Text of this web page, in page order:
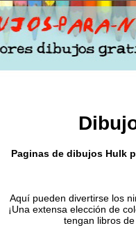
Paginas de dibujos Hulk
Aquí pueden divertirse los
¡Una extensa elección de
tengan libros